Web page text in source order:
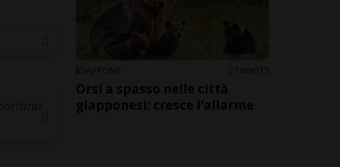
GIAPPONE 7 ore 15
Orsi a spasso nelle città
giapponesi: cresce l’allarme